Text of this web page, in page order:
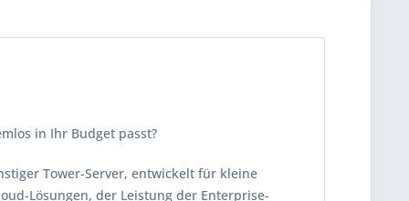
in Ihr Budget passt?
Tower-Server, entwickelt für kleine
Lösungen, der Leistung der Enterprise-